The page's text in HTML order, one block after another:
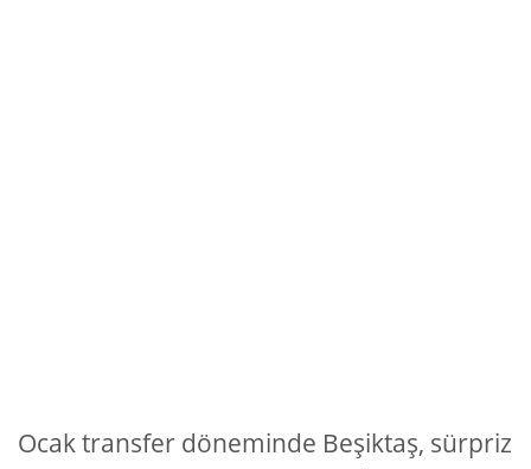
Ocak transfer döneminde Beşiktaş, sürpriz